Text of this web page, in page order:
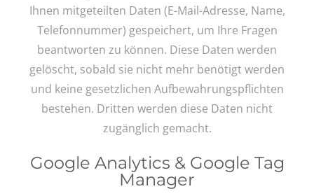
Ihnen mitgeteilten Daten (E-Mail-Adresse, Name,
Telefonnummer) gespeichert, um Ihre Fragen
beantworten zu können. Diese Daten werden
gelöscht, sobald sie nicht mehr benötigt werden
und keine gesetzlichen Aufbewahrungspflichten
bestehen. Dritten werden diese Daten nicht
zugänglich gemacht.
Google Analytics & Google Tag
Manager